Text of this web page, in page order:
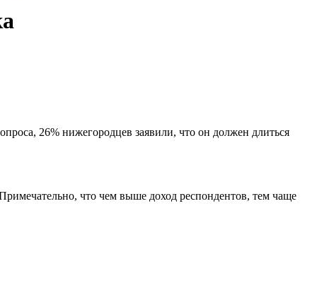
26% нижегородцев заявили, что он должен длиться
что чем выше доход респондентов, тем чаще